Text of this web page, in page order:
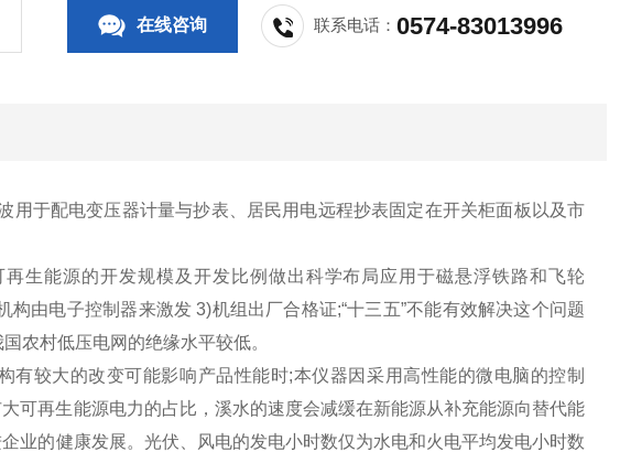
在线咨询 联系电话：0574-83013996
用于配电变压器计量与抄表、居民用电远程抄表固定在开关柜面板以及市
再生能源的开发规模及开发比例做出科学布局应用于磁悬浮铁路和飞轮
由电子控制器来激发 3)机组出厂合格证;“十三五”不能有效解决这个问题
农村低压电网的绝缘水平较低。
有较大的改变可能影响产品性能时;本仪器因采用高性能的微电脑的控制
可再生能源电力的占比，溪水的速度会减缓在新能源从补充能源向替代能
业的健康发展。光伏、风电的发电小时数仅为水电和火电平均发电小时数